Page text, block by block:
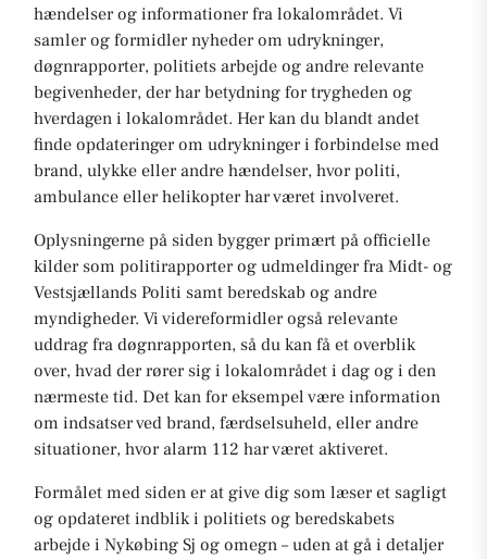
hændelser og informationer fra lokalområdet. Vi
samler og formidler nyheder om udrykninger,
døgnrapporter, politiets arbejde og andre relevante
begivenheder, der har betydning for trygheden og
hverdagen i lokalområdet. Her kan du blandt andet
finde opdateringer om udrykninger i forbindelse med
brand, ulykke eller andre hændelser, hvor politi,
ambulance eller helikopter har været involveret.
Oplysningerne på siden bygger primært på officielle
kilder som politirapporter og udmeldinger fra Midt- og
Vestsjællands Politi samt beredskab og andre
myndigheder. Vi videreformidler også relevante
uddrag fra døgnrapporten, så du kan få et overblik
over, hvad der rører sig i lokalområdet i dag og i den
nærmeste tid. Det kan for eksempel være information
om indsatser ved brand, færdselsuheld, eller andre
situationer, hvor alarm 112 har været aktiveret.
Formålet med siden er at give dig som læser et sagligt
og opdateret indblik i politiets og beredskabets
arbejde i Nykøbing Sj og omegn – uden at gå i detaljer